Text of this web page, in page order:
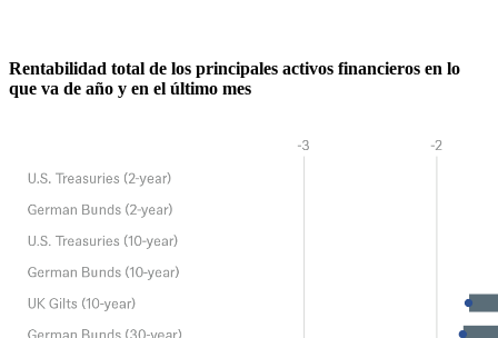
Rentabilidad total de los principales activos financieros en lo
que va de año y en el último mes